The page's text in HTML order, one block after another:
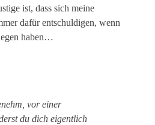
ist, dass sich meine
dafür entschuldigen, wenn
haben…
vor einer
du dich eigentlich